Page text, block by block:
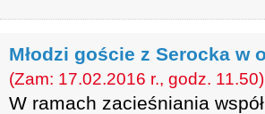
Młodzi goście z Serocka w
(Zam: 17.02.2016 r., godz. 11.50)
W ramach zacieśniania